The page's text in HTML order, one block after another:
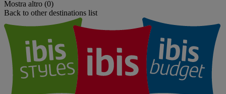
Mostra altro (0)
Back to other destinations list